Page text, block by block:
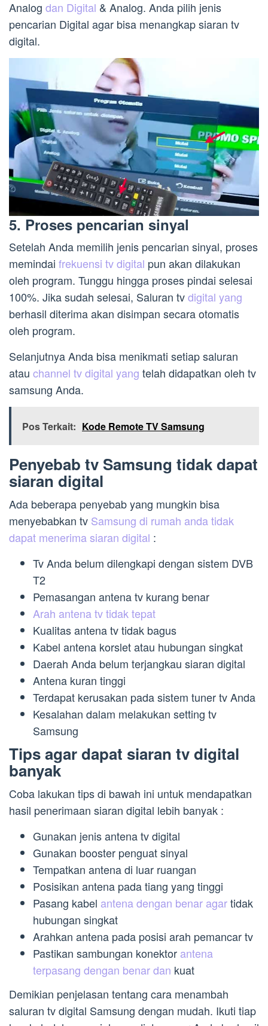
Analog dan Digital & Analog. Anda pilih jenis
pencarian Digital agar bisa menangkap siaran tv
digital.
5. Proses pencarian sinyal
Setelah Anda memilih jenis pencarian sinyal, proses
memindai frekuensi tv digital pun akan dilakukan
oleh program. Tunggu hingga proses pindai selesai
100%. Jika sudah selesai, Saluran tvdigital yang
berhasil diterima akan disimpan secara otomatis
oleh program.
Selanjutnya Anda bisa menikmati setiap saluran
atau channel tv digital yang telah didapatkan oleh tv
samsung Anda.
Pos Terkait: Kode Remote TV Samsung
Penyebab tv Samsung tidak dapat
siaran digital
Ada beberapa penyebab yang mungkin bisa
menyebabkan tv Samsung di rumah anda tidak
dapat menerima siaran digital :
Tv Anda belum dilengkapi dengan sistem DVB
T2
Pemasangan antena tv kurang benar
Arah antena tv tidak tepat
Kualitas antena tv tidak bagus
Kabel antena korslet atau hubungan singkat
Daerah Anda belum terjangkau siaran digital
Antena kuran tinggi
Terdapat kerusakan pada sistem tuner tv Anda
Kesalahan dalam melakukan setting tv
Samsung
Tips agar dapat siaran tv digital
banyak
Coba lakukan tips di bawah ini untuk mendapatkan
hasil penerimaan siaran digital lebih banyak :
Gunakan jenis antena tv digital
Gunakan booster penguat sinyal
Tempatkan antena di luar ruangan
Posisikan antena pada tiang yang tinggi
Pasang kabel antena dengan benar agartidak
hubungan singkat
Arahkan antena pada posisi arah pemancar tv
Pastikan sambungan konektor antena
terpasang dengan benar dan kuat
Demikian penjelasan tentang cara menambah
saluran tv digital Samsung dengan mudah. Ikuti tiap